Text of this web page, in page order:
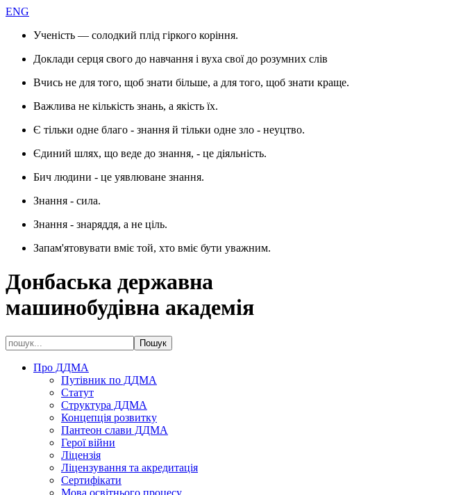
ENG
Ученість — солодкий плід гіркого коріння.
Доклади серця свого до навчання і вуха свої до розумних слів
Вчись не для того, щоб знати більше, а для того, щоб знати краще.
Важлива не кількість знань, а якість їх.
Є тільки одне благо - знання й тільки одне зло - неуцтво.
Єдиний шлях, що веде до знання, - це діяльність.
Бич людини - це уявлюване знання.
Знання - сила.
Знання - знаряддя, а не ціль.
Запам'ятовувати вміє той, хто вміє бути уважним.
Донбаська державна
машинобудівна академія
Про ДДМА
Путівник по ДДМА
Статут
Структура ДДМА
Концепція розвитку
Пантеон слави ДДМА
Герої війни
Ліцензія
Ліцензування та акредитація
Сертифікати
Мова освітнього процесу